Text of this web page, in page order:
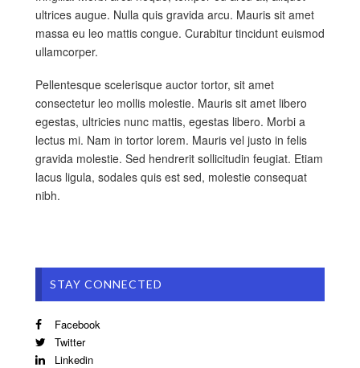
ultrices augue. Nulla quis gravida arcu. Mauris sit amet
massa eu leo mattis congue. Curabitur tincidunt euismod
ullamcorper.
Pellentesque scelerisque auctor tortor, sit amet
consectetur leo mollis molestie. Mauris sit amet libero
egestas, ultricies nunc mattis, egestas libero. Morbi a
lectus mi. Nam in tortor lorem. Mauris vel justo in felis
gravida molestie. Sed hendrerit sollicitudin feugiat. Etiam
lacus ligula, sodales quis est sed, molestie consequat
nibh.
STAY CONNECTED
Facebook
Twitter
Linkedin